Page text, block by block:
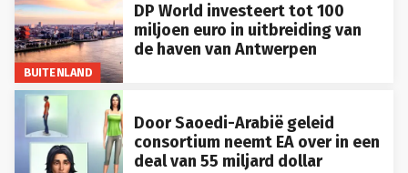
BUITENLAND
DP World investeert tot 100
miljoen euro in uitbreiding van
de haven van Antwerpen
Door Saoedi-Arabië geleid
consortium neemt EA over in een
deal van 55 miljard dollar